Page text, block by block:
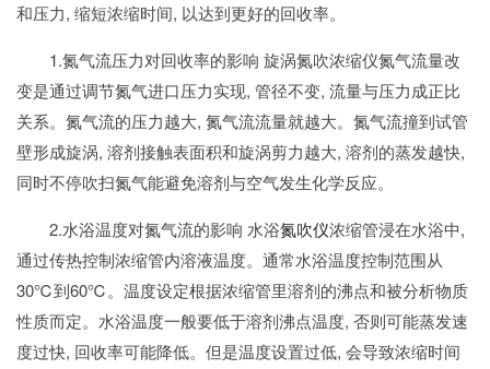
和压力, 缩短浓缩时间, 以达到更好的回收率。
1.氮气流压力对回收率的影响 旋涡氮吹浓缩仪氮气流量改
变是通过调节氮气进口压力实现, 管径不变, 流量与压力成正比
关系。氮气流的压力越大, 氮气流流量就越大。氮气流撞到试管
壁形成旋涡, 溶剂接触表面积和旋涡剪力越大, 溶剂的蒸发越快,
同时不停吹扫氮气能避免溶剂与空气发生化学反应。
2.水浴温度对氮气流的影响 水浴氮吹仪浓缩管浸在水浴中,
通过传热控制浓缩管内溶液温度。通常水浴温度控制范围从
30℃到60℃。温度设定根据浓缩管里溶剂的沸点和被分析物质
性质而定。水浴温度一般要低于溶剂沸点温度, 否则可能蒸发速
度过快, 回收率可能降低。但是温度设置过低, 会导致浓缩时间